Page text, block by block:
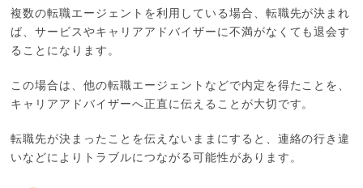
複数の転職エージェントを利用している場合、転職先が決まれ
ば、サービスやキャリアアドバイザーに不満がなくても退会す
ることになります。
この場合は、他の転職エージェントなどで内定を得たことを、
キャリアアドバイザーへ正直に伝えることが大切です。
転職先が決まったことを伝えないままにすると、連絡の行き違
いなどによりトラブルにつながる可能性があります。